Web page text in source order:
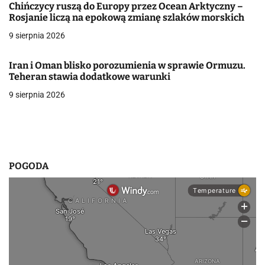
a
w
i
s
Chińczycy ruszą do Europy przez Ocean Arktyczny –
Rosjanie liczą na epokową zmianę szlaków morskich
9 sierpnia 2026
Iran i Oman blisko porozumienia w sprawie Ormuzu.
Teheran stawia dodatkowe warunki
9 sierpnia 2026
POGODA